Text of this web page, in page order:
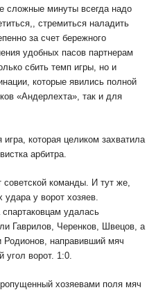
сложные минуты всегда надо
стремиться наладить
за счет бережного
удобных пасов партнерам
сбить темп игры, но и
которые явились полной
«Андерлехта», так и для
которая целиком захватила
арбитра.
советской команды. И тут же,
удара у ворот хозяев.
удалась
Гаврилов, Черенков, Швецов, а
Родионов, направивший мяч
угол ворот. 1:0.
хозяевами поля мяч